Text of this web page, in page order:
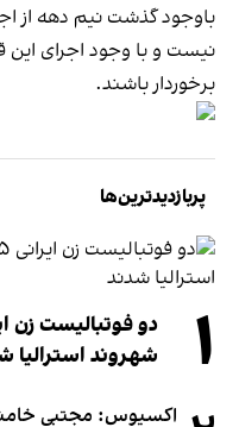
باوجود گذشت نیم دهه از
نیست و با وجود اجرای این
برخوردار باشند.
پربازدیدترین‌ها
۱
شهروند استرالیا
اکسیوس: مجتبی